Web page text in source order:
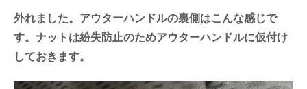
外れました。アウターハンドルの裏側はこんな感じで
す。ナットは紛失防止のためアウターハンドルに仮付け
しておきます。